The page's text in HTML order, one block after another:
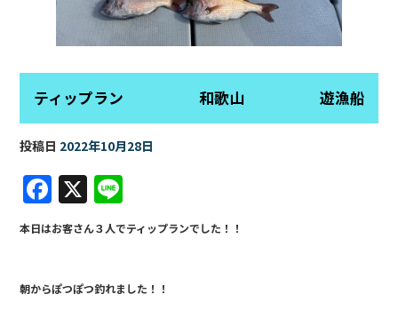
ティップラン 和歌山 遊漁船
投稿日 2022年10月28日
F
a
c
e
b
X
n
e
本日はお客さん３人でティップランでした！！
朝からぽつぽつ釣れました！！